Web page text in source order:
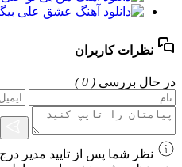
نظرات کاربران
در حال بررسی ( 0 )
نظر شما پس از تایید مدیر